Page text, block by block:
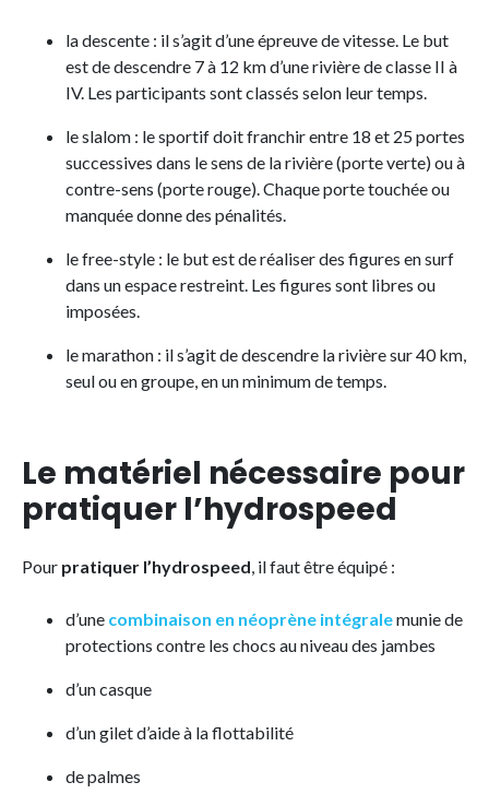
la descente : il s’agit d’une épreuve de vitesse. Le but
est de descendre 7 à 12 km d’une rivière de classe II à
IV. Les participants sont classés selon leur temps.
le slalom : le sportif doit franchir entre 18 et 25 portes
successives dans le sens de la rivière (porte verte) ou à
contre-sens (porte rouge). Chaque porte touchée ou
manquée donne des pénalités.
le free-style : le but est de réaliser des figures en surf
dans un espace restreint. Les figures sont libres ou
imposées.
le marathon : il s’agit de descendre la rivière sur 40 km,
seul ou en groupe, en un minimum de temps.
Le matériel nécessaire pour
pratiquer l’hydrospeed
Pour pratiquer l’hydrospeed, il faut être équipé :
d’une combinaison en néoprène intégralemunie de
protections contre les chocs au niveau des jambes
d’un casque
d’un gilet d’aide à la flottabilité
de palmes